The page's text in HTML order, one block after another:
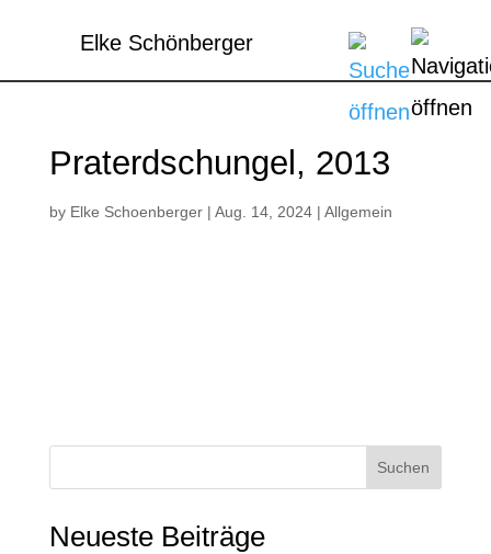
Elke Schönberger
Praterdschungel, 2013
by Elke Schoenberger| Aug. 14, 2024| Allgemein
Suchen
Neueste Beiträge